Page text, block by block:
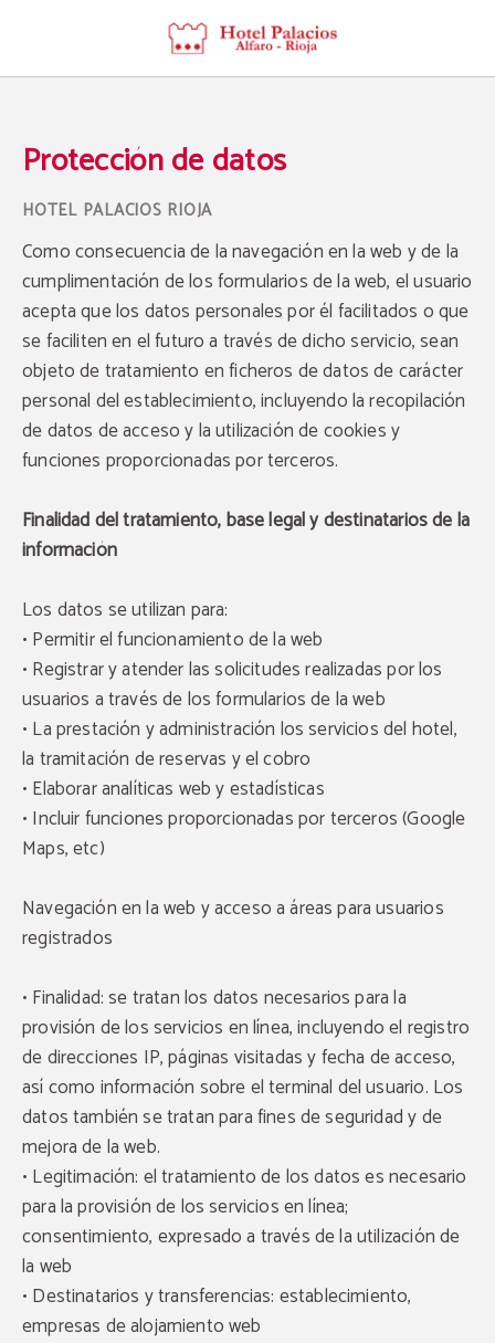
Protección de datos
Como consecuencia de la navegación en la web y de la
cumplimentación de los formularios de la web, el usuario
acepta que los datos personales por él facilitados o que
se faciliten en el futuro a través de dicho servicio, sean
objeto de tratamiento en ficheros de datos de carácter
personal del establecimiento, incluyendo la recopilación
de datos de acceso y la utilización de cookies y
funciones proporcionadas por terceros.
Finalidad del tratamiento, base legal y destinatarios de la
información
Los datos se utilizan para:
• Permitir el funcionamiento de la web
• Registrar y atender las solicitudes realizadas por los
usuarios a través de los formularios de la web
• La prestación y administración los servicios del hotel,
la tramitación de reservas y el cobro
• Elaborar analíticas web y estadísticas
• Incluir funciones proporcionadas por terceros (Google
Maps, etc)
Navegación en la web y acceso a áreas para usuarios
registrados
• Finalidad: se tratan los datos necesarios para la
provisión de los servicios en línea, incluyendo el registro
de direcciones IP, páginas visitadas y fecha de acceso,
así como información sobre el terminal del usuario. Los
datos también se tratan para fines de seguridad y de
mejora de la web.
• Legitimación: el tratamiento de los datos es necesario
para la provisión de los servicios en línea;
consentimiento, expresado a través de la utilización de
la web
• Destinatarios y transferencias: establecimiento,
empresas de alojamiento web